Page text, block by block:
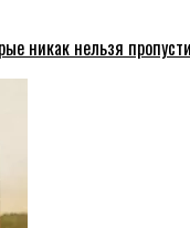
никак нельзя